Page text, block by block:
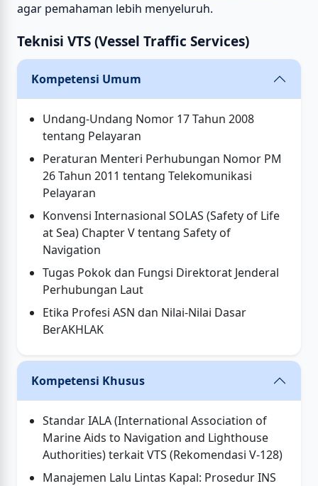
agar pemahaman lebih menyeluruh.
Teknisi VTS (Vessel Traffic Services)
Kompetensi Umum
Undang-Undang Nomor 17 Tahun 2008
tentang Pelayaran
Peraturan Menteri Perhubungan Nomor PM
26 Tahun 2011 tentang Telekomunikasi
Pelayaran
Konvensi Internasional SOLAS (Safety of Life
at Sea) Chapter V tentang Safety of
Navigation
Tugas Pokok dan Fungsi Direktorat Jenderal
Perhubungan Laut
Etika Profesi ASN dan Nilai-Nilai Dasar
BerAKHLAK
Kompetensi Khusus
Standar IALA (International Association of
Marine Aids to Navigation and Lighthouse
Authorities) terkait VTS (Rekomendasi V-128)
Manajemen Lalu Lintas Kapal: Prosedur INS